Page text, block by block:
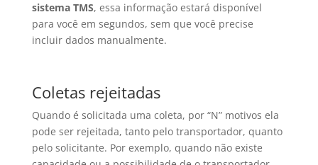
sistema TMS, essa informação estará disponível
para você em segundos, sem que você precise
incluir dados manualmente.
Coletas rejeitadas
Quando é solicitada uma coleta, por “N” motivos ela
pode ser rejeitada, tanto pelo transportador, quanto
pelo solicitante. Por exemplo, quando não existe